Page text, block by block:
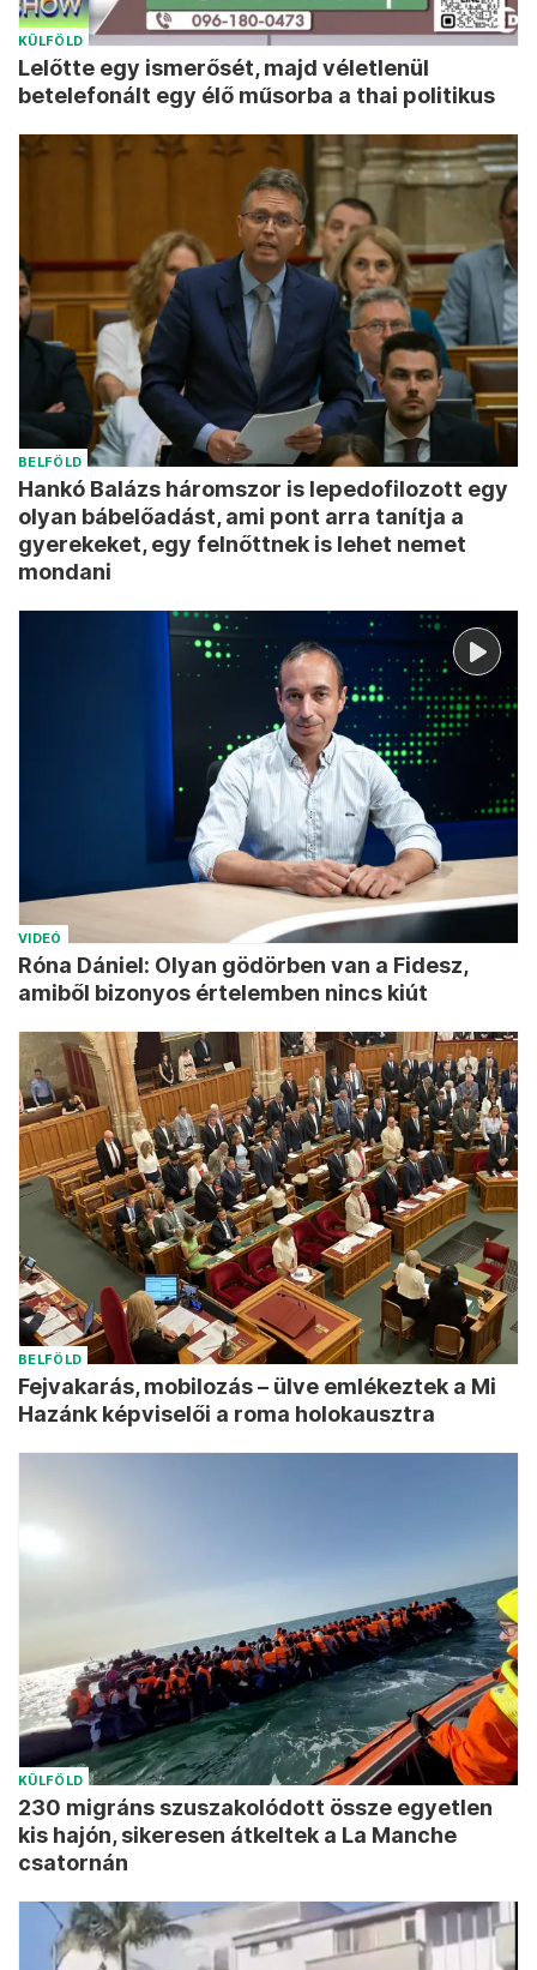
KÜLFÖLD
Lelőtte egy ismerősét, majd véletlenül
betelefonált egy élő műsorba a thai politikus
BELFÖLD
Hankó Balázs háromszor is lepedofilozott egy
olyan bábelőadást, ami pont arra tanítja a
gyerekeket, egy felnőttnek is lehet nemet
mondani
VIDEÓ
Róna Dániel: Olyan gödörben van a Fidesz,
amiből bizonyos értelemben nincs kiút
BELFÖLD
Fejvakarás, mobilozás – ülve emlékeztek a Mi
Hazánk képviselői a roma holokausztra
KÜLFÖLD
230 migráns szuszakolódott össze egyetlen
kis hajón, sikeresen átkeltek a La Manche
csatornán